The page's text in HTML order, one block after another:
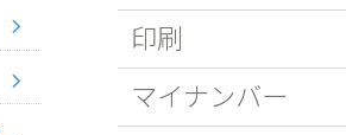
印刷
マイナンバー